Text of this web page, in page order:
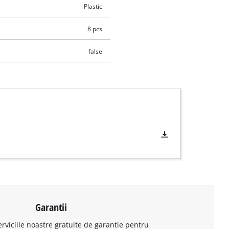
Plastic
8 pcs
false
Garantii
noastre gratuite de garantie pentru